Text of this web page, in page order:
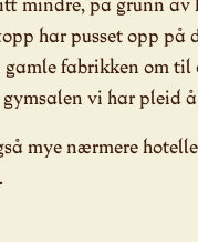
har pusset opp
gamle fabrikken om
vi har pleid
mye nærmere
.